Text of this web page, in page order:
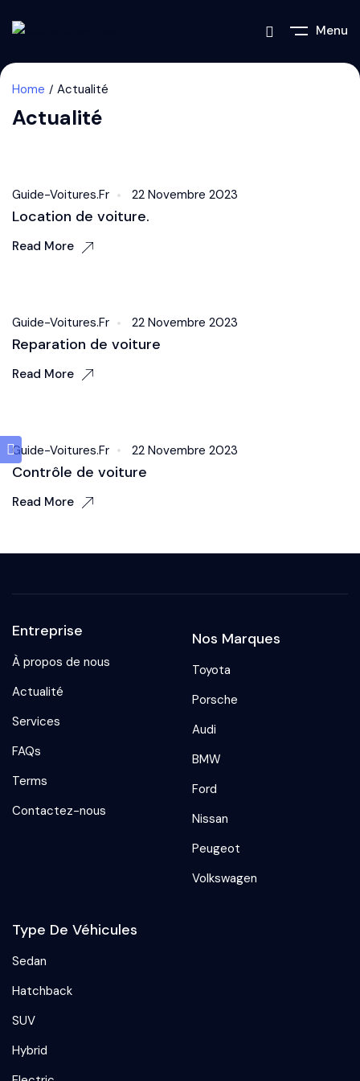
Menu
Home Actualité
Actualité
Guide-Voitures.fr 22 Novembre 2023
Location de voiture.
Read More
Guide-Voitures.fr 22 Novembre 2023
Reparation de voiture
Read More
Guide-Voitures.fr 22 Novembre 2023
Contrôle de voiture
Read More
Entreprise
À propos de nous
Actualité
Services
FAQs
Terms
Contactez-nous
Nos Marques
Toyota
Porsche
Audi
BMW
Ford
Nissan
Peugeot
Volkswagen
Type De Véhicules
Sedan
Hatchback
SUV
Hybrid